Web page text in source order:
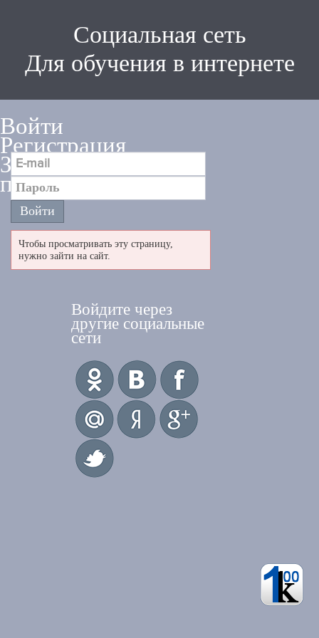
Социальная сеть
Для обучения в интернете
Войти
Регистрация
Забыли
пароль
Чтобы просматривать эту страницу,
нужно зайти на сайт.
Войдите через
другие социальные
сети